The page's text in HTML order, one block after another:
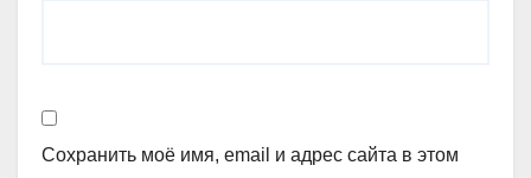
Сохранить моё имя, email и адрес сайта в этом